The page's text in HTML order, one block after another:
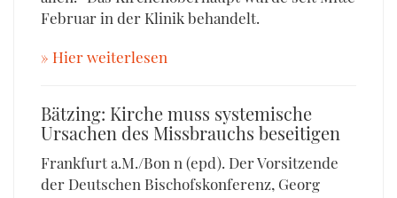
Februar in der Klinik behandelt.
» Hier weiterlesen
Bätzing: Kirche muss systemische
Ursachen des Missbrauchs beseitigen
Frankfurt a.M./Bon n (epd). Der Vorsitzende
der Deutschen Bischofskonferenz, Georg